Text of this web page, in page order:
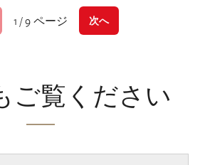
1 / 9 ページ 次へ
ご覧ください